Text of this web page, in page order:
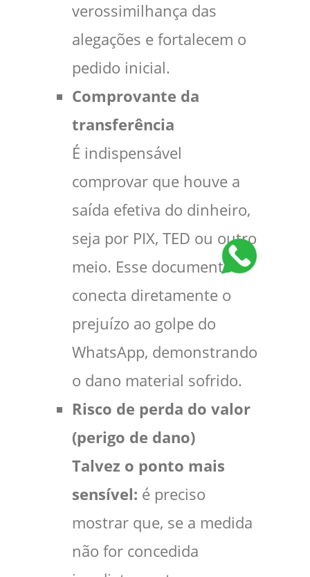
verossimilhança das
alegações e fortalecem o
pedido inicial.
Comprovante da
transferência
É indispensável
comprovar que houve a
saída efetiva do dinheiro,
seja por PIX, TED ou outro
meio. Esse documento
conecta diretamente o
prejuízo ao golpe do
WhatsApp, demonstrando
o dano material sofrido.
Risco de perda do valor
(perigo de dano)
Talvez o ponto mais
sensível: é preciso
mostrar que, se a medida
não for concedida